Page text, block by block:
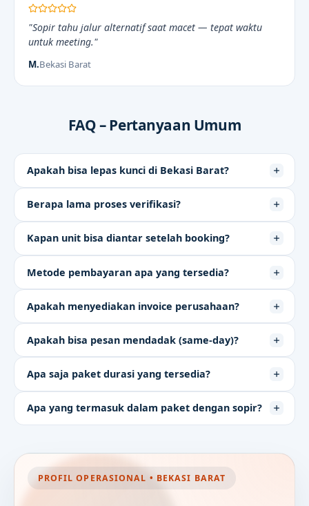
"Sopir tahu jalur alternatif saat macet — tepat waktu
untuk meeting."
M.Bekasi Barat
FAQ – Pertanyaan Umum
Apakah bisa lepas kunci di Bekasi Barat?
Berapa lama proses verifikasi?
Kapan unit bisa diantar setelah booking?
Metode pembayaran apa yang tersedia?
Apakah menyediakan invoice perusahaan?
Apakah bisa pesan mendadak (same-day)?
Apa saja paket durasi yang tersedia?
Apa yang termasuk dalam paket dengan sopir?
PROFIL OPERASIONAL • BEKASI BARAT